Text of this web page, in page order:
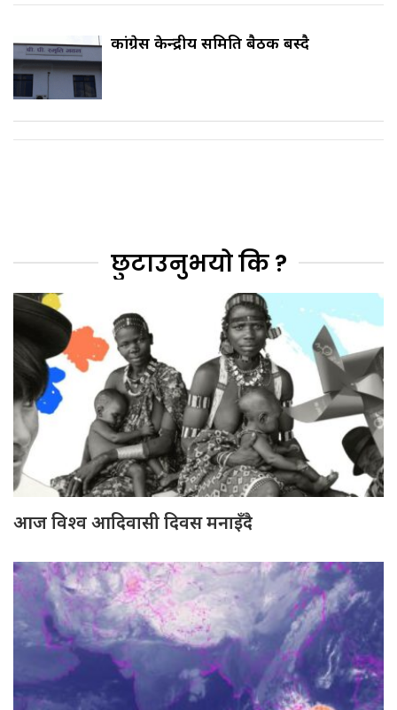
कांग्रेस केन्द्रीय समिति बैठक बस्दै
छुटाउनुभयो कि ?
आज विश्व आदिवासी दिवस मनाइँदै